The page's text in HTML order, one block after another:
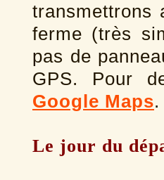
transmettrons
ferme (très
pas de
GPS. Pour
Google Maps.
Le jour du